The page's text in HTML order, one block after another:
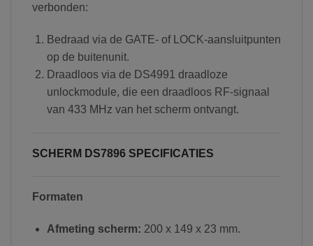
verbonden:
Bedraad via de GATE- of LOCK-aansluitpunten
op de buitenunit.
Draadloos via de DS4991 draadloze
unlockmodule, die een draadloos RF-signaal
van 433 MHz van het scherm ontvangt.
SCHERM DS7896 SPECIFICATIES
Formaten
Afmeting scherm: 200 x 149 x 23 mm.